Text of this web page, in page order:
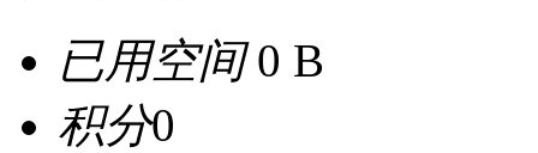
已用空间0 B
积分0